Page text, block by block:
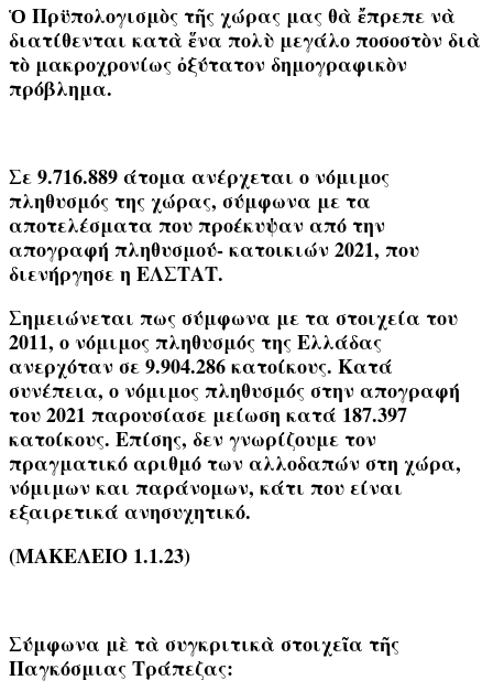
Ὁ Πρϋπολογισμὸς τῆς χώρας μας θὰ ἔπρεπε νὰ
διατίθενται κατὰ ἕνα πολὺ μεγάλο ποσοστὸν διὰ
τὸ μακροχρονίως ὀξύτατον δημογραφικὸν
πρόβλημα.
Σε 9.716.889 άτομα ανέρχεται ο νόμιμος
πληθυσμός της χώρας, σύμφωνα με τα
αποτελέσματα που προέκυψαν από την
απογραφή πληθυσμού- κατοικιών 2021, που
διενήργησε η ΕΛΣΤΑΤ.
Σημειώνεται πως σύμφωνα με τα στοιχεία του
2011, ο νόμιμος πληθυσμός της Ελλάδας
ανερχόταν σε 9.904.286 κατοίκους. Κατά
συνέπεια, ο νόμιμος πληθυσμός στην απογραφή
του 2021 παρουσίασε μείωση κατά 187.397
κατοίκους. Επίσης, δεν γνωρίζουμε τον
πραγματικό αριθμό των αλλοδαπών στη χώρα,
νόμιμων και παράνομων, κάτι που είναι
εξαιρετικά ανησυχητικό.
(ΜΑΚΕΛΕΙΟ 1.1.23)
Σύμφωνα μὲ τὰ συγκριτικὰ στοιχεῖα τῆς
Παγκόσμιας Τράπεζας: